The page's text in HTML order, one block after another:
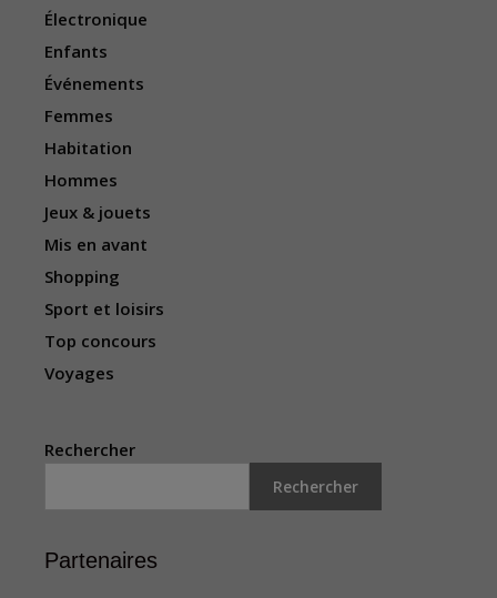
Électronique
Enfants
Événements
Femmes
Habitation
Hommes
Jeux & jouets
Mis en avant
Shopping
Sport et loisirs
Top concours
Voyages
Rechercher
Rechercher
Partenaires